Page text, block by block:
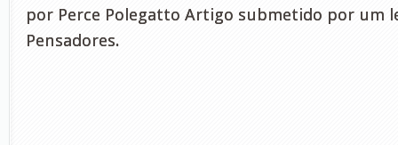
por Perce Polegatto Artigo submetido por um
Pensadores.